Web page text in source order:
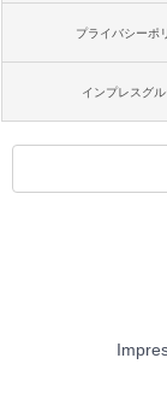
プライバシーポ
インプレスグ